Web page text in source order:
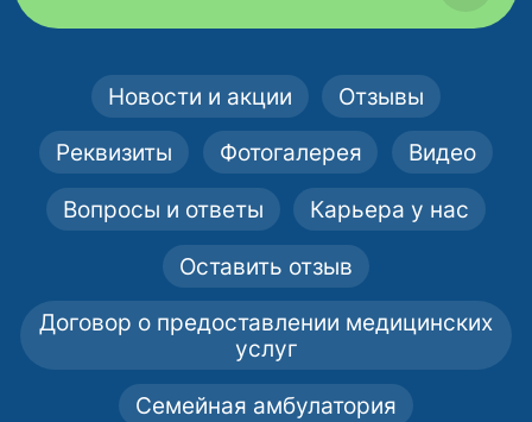
Новости и акции Отзывы
Реквизиты Фотогалерея Видео
Вопросы и ответы Карьера у нас
Оставить отзыв
Договор о предоставлении медицинских
услуг
Семейная амбулатория